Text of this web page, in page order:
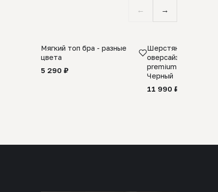
← →
Мягкий топ бра - разные
цвета
5 290 ₽
Шерстяной свитер
оверсайз 100%
premium merino
Черный
11 990 ₽